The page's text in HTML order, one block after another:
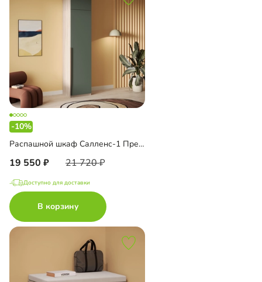
-10%
Распашной шкаф Салленс-1 Премиум с антресолью
19 550 21 720
Доступно для доставки
В корзину